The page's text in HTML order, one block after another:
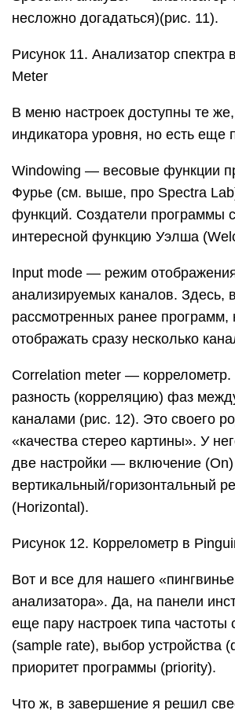
несложно догадаться)(рис. 11).
Рисунок 11. Анализатор спектра
Meter
В меню настроек доступны те же,
индикатора уровня, но есть еще
Windowing — весовые функции
Фурье (см. выше, про Spectra
функций. Создатели программы
интересной функцию Уэлша
Input mode — режим
анализируемых каналов. Здесь,
рассмотренных ранее программ,
отображать сразу несколько
Correlation meter —
разность (корреляцию) фаз
каналами (рис. 12). Это своего
«качества стерео картины». У
две настройки — включение
вертикальный/горизонтальный
(Horizontal).
Рисунок 12. Коррелометр в
Вот и все для нашего
анализатора». Да, на панели
еще пару настроек типа частоты
(sample rate), выбор устройства
приоритет программы (priority).
Что ж, в завершение я решил